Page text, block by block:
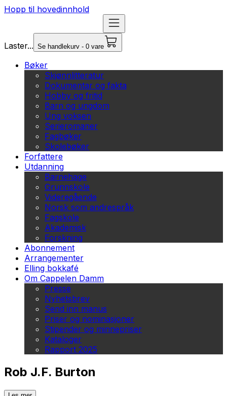
Hopp til hovedinnhold
Laster... Se handlekurv - 0 vare
Bøker
Skjønnlitteratur
Dokumentar og fakta
Hobby og fritid
Barn og ungdom
Ung voksen
Serieromaner
Fagbøker
Skolebøker
Forfattere
Utdanning
Barnehage
Grunnskole
Videregående
Norsk som andrespråk
Fagskole
Akademisk
Forskning
Abonnement
Arrangementer
Elling bokkafé
Om Cappelen Damm
Presse
Nyhetsbrev
Send inn manus
Priser og nominasjoner
Stipender og minnepriser
Kataloger
Rapport 2025
Rob J.F. Burton